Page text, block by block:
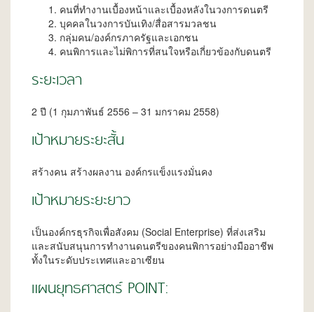
คนที่ทำงานเบื้องหน้าและเบื้องหลังในวงการดนตรี
บุคคลในวงการบันเทิง/สื่อสารมวลชน
กลุ่มคน/องค์กรภาครัฐและเอกชน
คนพิการและไม่พิการที่สนใจหรือเกี่ยวข้องกับดนตรี
ระยะเวลา
2 ปี (1 กุมภาพันธ์ 2556 – 31 มกราคม 2558)
เป้าหมายระยะสั้น
สร้างคน สร้างผลงาน องค์กรแข็งแรงมั่นคง
เป้าหมายระยะยาว
เป็นองค์กรธุรกิจเพื่อสังคม (Social Enterprise) ที่ส่งเสริม
และสนับสนุนการทำงานดนตรีของคนพิการอย่างมืออาชีพ
ทั้งในระดับประเทศและอาเซียน
แผนยุทธศาสตร์ POINT: